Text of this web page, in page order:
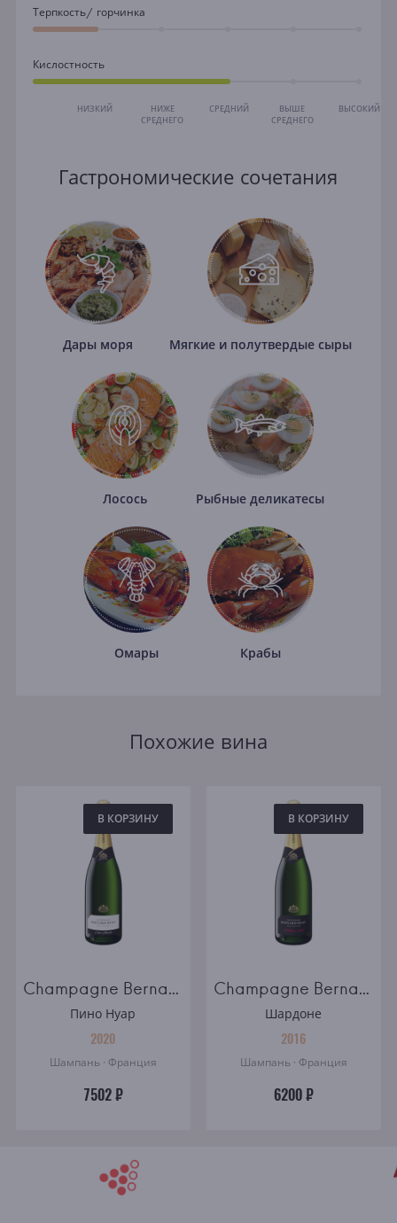
Терпкость/ горчинка
Кислостность
НИЗКИЙ
НИЖЕ
СРЕДНЕГО
СРЕДНИЙ
ВЫШЕ
СРЕДНЕГО
ВЫСОКИЙ
Гастрономические сочетания
Дары моря Мягкие и полутвердые сыры
Лосось Рыбные деликатесы
Омары Крабы
Похожие вина
В КОРЗИНУ
Champagne Bernard Remy Carte Blanche brut
Пино Нуар
2020
Шампань · Франция
7502 ₽
В КОРЗИНУ
Champagne Bernard Remy Millesime brut
Шардоне
2016
Шампань · Франция
6200 ₽